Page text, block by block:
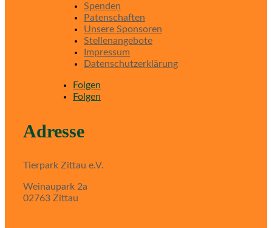
Spenden
Patenschaften
Unsere Sponsoren
Stellenangebote
Impressum
Datenschutzerklärung
Folgen
Folgen
Adresse
Tierpark Zittau e.V.
Weinaupark 2a
02763 Zittau